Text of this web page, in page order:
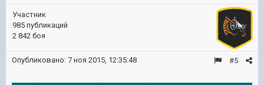
Участник
985 публикаций
2 842 боя
#5
Опубликовано: 7 ноя 2015, 12:35:48